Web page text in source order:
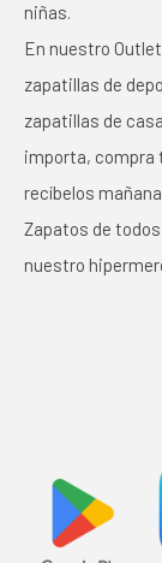
niñas.
En nuestro
zapatillas de
zapatillas de
importa, compra
recíbelos
Zapatos de
nuestro